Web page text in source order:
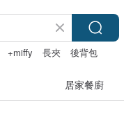
+miffy 長夾 後背包
居家餐廚